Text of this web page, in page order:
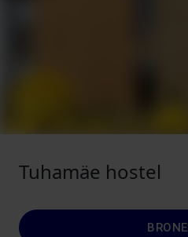
Tuhamäe hostel